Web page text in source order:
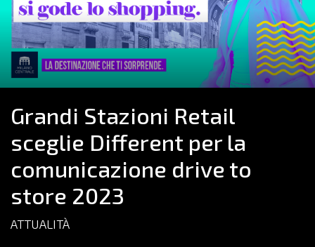
Grandi Stazioni Retail
sceglie Different per la
comunicazione drive to
store 2023
ATTUALITÀ